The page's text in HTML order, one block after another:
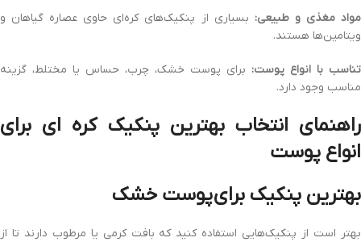
مواد مغذی و طبیعی: بسیاری از پنکیک‌های کره‌ای حاوی عصاره گیاهان و
ویتامین‌ها هستند.
تناسب با انواع پوست: برای پوست خشک، چرب، حساس یا مختلط، گزینه
مناسب وجود دارد.
راهنمای انتخاب بهترین پنکیک کره‌ ای برای
انواع پوست
بهترین پنکیک برایپوست خشک
بهتر است از پنکیک‌هایی استفاده کنید که بافت کرمی یا مرطوب دارند تا از